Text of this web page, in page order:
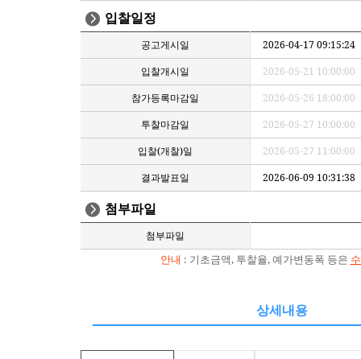
입찰일정
공고게시일
2026-04-17 09:15:24
입찰개시일
2026-05-21 10:00:00
참가등록마감일
2026-05-26 18:00:00
투찰마감일
2026-05-27 10:00:00
입찰(개찰)일
2026-05-27 11:00:00
결과발표일
2026-06-09 10:31:38
첨부파일
첨부파일
안내 : 기초금액, 투찰율, 예가변동폭 등은
상세내용